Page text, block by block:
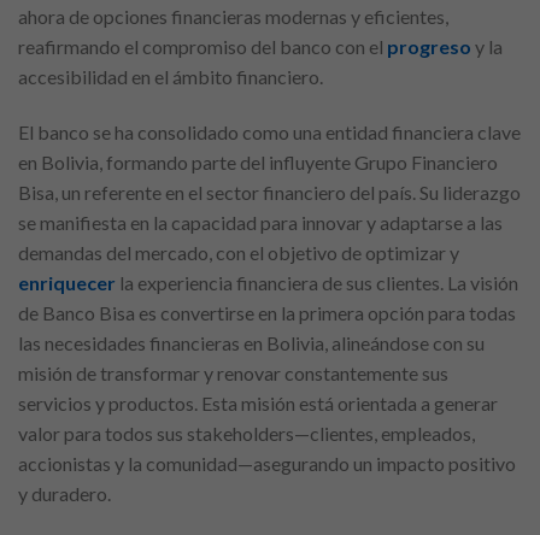
ahora de opciones financieras modernas y eficientes,
reafirmando el compromiso del banco con el progreso y la
accesibilidad en el ámbito financiero.
El banco se ha consolidado como una entidad financiera clave
en Bolivia, formando parte del influyente Grupo Financiero
Bisa, un referente en el sector financiero del país. Su liderazgo
se manifiesta en la capacidad para innovar y adaptarse a las
demandas del mercado, con el objetivo de optimizar y
enriquecer la experiencia financiera de sus clientes. La visión
de Banco Bisa es convertirse en la primera opción para todas
las necesidades financieras en Bolivia, alineándose con su
misión de transformar y renovar constantemente sus
servicios y productos. Esta misión está orientada a generar
valor para todos sus stakeholders—clientes, empleados,
accionistas y la comunidad—asegurando un impacto positivo
y duradero.